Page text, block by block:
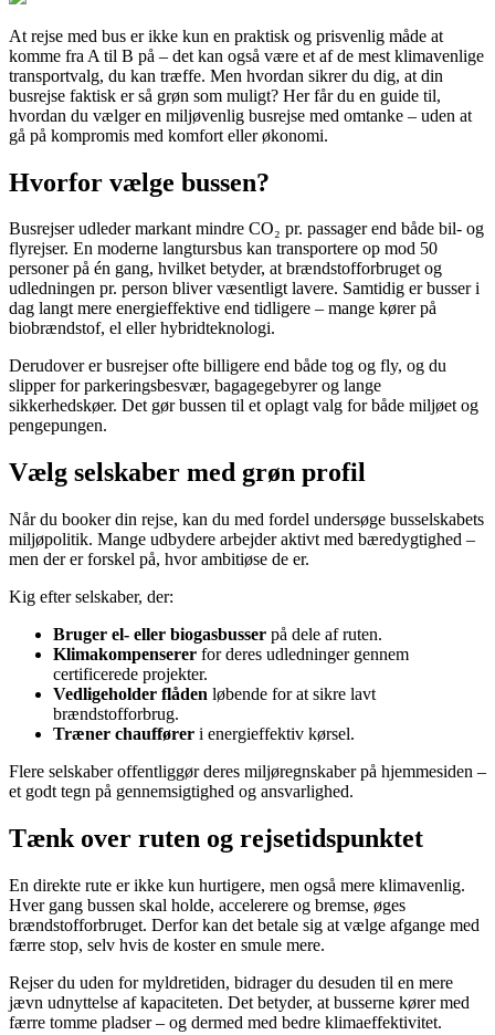
At rejse med bus er ikke kun en praktisk og prisvenlig måde at
komme fra A til B på – det kan også være et af de mest klimavenlige
transportvalg, du kan træffe. Men hvordan sikrer du dig, at din
busrejse faktisk er så grøn som muligt? Her får du en guide til,
hvordan du vælger en miljøvenlig busrejse med omtanke – uden at
gå på kompromis med komfort eller økonomi.
Hvorfor vælge bussen?
Busrejser udleder markant mindre CO₂ pr. passager end både bil- og
flyrejser. En moderne langtursbus kan transportere op mod 50
personer på én gang, hvilket betyder, at brændstofforbruget og
udledningen pr. person bliver væsentligt lavere. Samtidig er busser i
dag langt mere energieffektive end tidligere – mange kører på
biobrændstof, el eller hybridteknologi.
Derudover er busrejser ofte billigere end både tog og fly, og du
slipper for parkeringsbesvær, bagagegebyrer og lange
sikkerhedskøer. Det gør bussen til et oplagt valg for både miljøet og
pengepungen.
Vælg selskaber med grøn profil
Når du booker din rejse, kan du med fordel undersøge busselskabets
miljøpolitik. Mange udbydere arbejder aktivt med bæredygtighed –
men der er forskel på, hvor ambitiøse de er.
Kig efter selskaber, der:
Bruger el- eller biogasbusser på dele af ruten.
Klimakompenserer for deres udledninger gennem
certificerede projekter.
Vedligeholder flåden løbende for at sikre lavt
brændstofforbrug.
Træner chauffører i energieffektiv kørsel.
Flere selskaber offentliggør deres miljøregnskaber på hjemmesiden –
et godt tegn på gennemsigtighed og ansvarlighed.
Tænk over ruten og rejsetidspunktet
En direkte rute er ikke kun hurtigere, men også mere klimavenlig.
Hver gang bussen skal holde, accelerere og bremse, øges
brændstofforbruget. Derfor kan det betale sig at vælge afgange med
færre stop, selv hvis de koster en smule mere.
Rejser du uden for myldretiden, bidrager du desuden til en mere
jævn udnyttelse af kapaciteten. Det betyder, at busserne kører med
færre tomme pladser – og dermed med bedre klimaeffektivitet.